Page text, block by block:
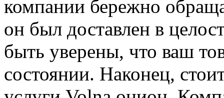
компании бережно
он был доставлен в
быть уверены, что ваш
состоянии. Наконец,